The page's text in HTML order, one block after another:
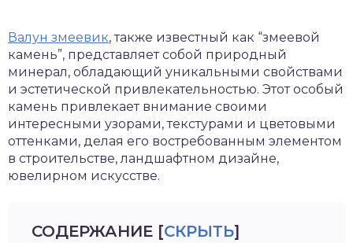
Валун змеевик, также известный как “змеевой
камень”, представляет собой природный
минерал, обладающий уникальными свойствами
и эстетической привлекательностью. Этот особый
камень привлекает внимание своими
интересными узорами, текстурами и цветовыми
оттенками, делая его востребованным элементом
в строительстве, ландшафтном дизайне,
ювелирном искусстве.
СОДЕРЖАНИЕ [СКРЫТЬ]